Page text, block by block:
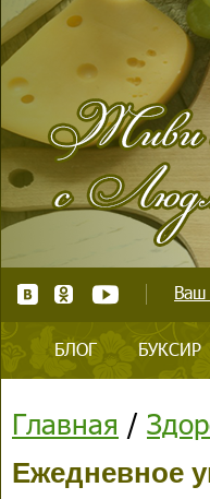
Ваш
БЛОГ БУКСИР
Главная /
Ежедневное